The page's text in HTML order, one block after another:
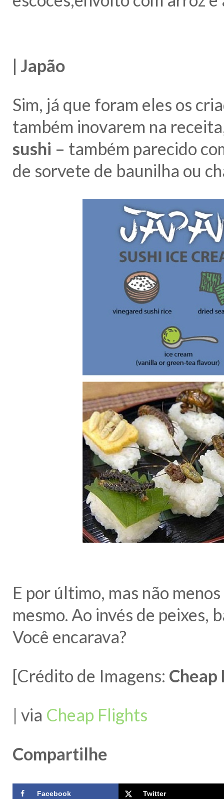
| Japão
Sim, já que foram eles os
também inovarem na
sushi – também parecido
de sorvete de baunilha ou
E por último, mas não
mesmo. Ao invés de peixes,
Você encarava?
[Crédito de Imagens: Cheap
| via Cheap Flights
Compartilhe
Facebook Twitter